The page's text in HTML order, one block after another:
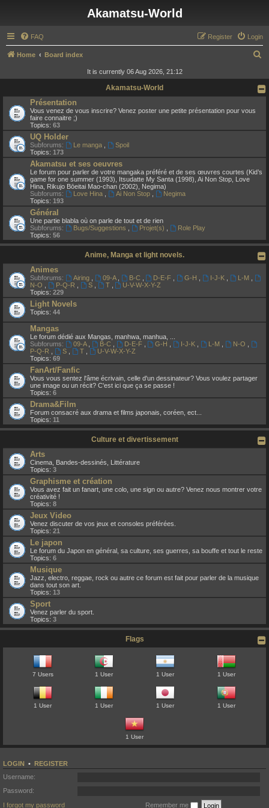
Akamatsu-World
FAQ Login
Register
Home Board index
r
It is currently 06 Aug 2026, 21:12
Akamatsu-World
Présentation
Vous venez de vous inscrire? Venez poster une petite présentation pour vous
faire connaitre ;)
Topics: 63
UQ Holder
Subforums: Le manga
Spoil
Topics: 173
Akamatsu et ses oeuvres
Le forum pour parler de votre mangaka préféré et de ses œuvres courtes (Kid’s
game for one summer (1993), Itsudatte My Santa (1998), Ai Non Stop, Love
Hina, Rikujo Bōeitai Mao-chan (2002), Negima)
Subforums:
Love Hina Ai Non Stop
Negima
Topics: 193
Général
Une partie blabla où on parle de tout et de rien
Subforums:
Bugs/Suggestions Projet(s)
Role Play
Topics: 56
Anime, Manga et light novels.
Animes
Subforums: Airing 09-A B-C D-E-F G-H I-J-K L-M
N-O
P-Q-R S T
U-V-W-X-Y-Z
Topics: 229
Light Novels
Topics: 44
Mangas
Le forum dédié aux Mangas, manhwa, manhua, ...
Subforums:
09-A B-C D-E-F G-H I-J-K L-M N-O
P-Q-R
S T
U-V-W-X-Y-Z
Topics: 69
FanArt/Fanfic
Vous vous sentez l'âme écrivain, celle d'un dessinateur? Vous voulez partager
une image ou un récit? C'est ici que ça se passe !
Topics: 6
Drama&Film
Forum consacré aux drama et films japonais, coréen, ect...
Topics: 11
Culture et divertissement
Arts
Cinema, Bandes-dessinés, Littérature
Topics: 3
Graphisme et création
Vous avez fait un fanart, une colo, une sign ou autre? Venez nous montrer votre
créativité !
Topics: 8
Jeux Video
Venez discuter de vos jeux et consoles préférées.
Topics: 21
Le japon
Le forum du Japon en général, sa culture, ses guerres, sa bouffe et tout le reste
Topics: 6
Musique
Jazz, electro, reggae, rock ou autre ce forum est fait pour parler de la musique
dans tout son art.
Topics: 13
Sport
Venez parler du sport.
Topics: 3
Flags
7 Users 1 User 1 User 1 User
1 User 1 User 1 User 1 User
1 User
LOGIN • REGISTER
Username:
Password:
I forgot my password
Remember me